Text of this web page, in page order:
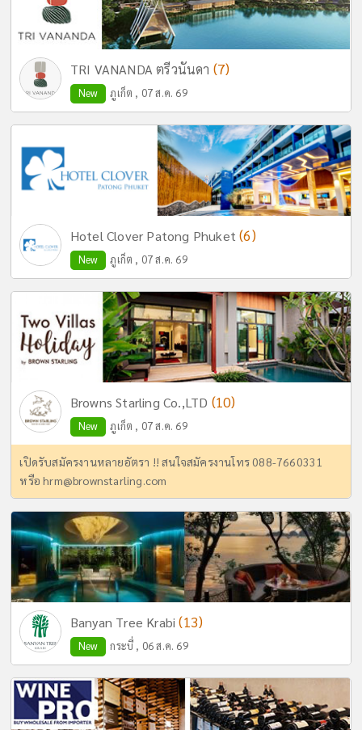
TRI VANANDA ตรีวนันดา (7)
New ภูเก็ต , 07 ส.ค. 69
Hotel Clover Patong Phuket(6)
New ภูเก็ต , 07 ส.ค. 69
Browns Starling Co.,LTD (10)
New ภูเก็ต , 07 ส.ค. 69
เปิดรับสมัครงานหลายอัตรา !! สนใจสมัครงานโทร 088-7660331
หรือhrm@brownstarling.com
Banyan Tree Krabi(13)
New กระบี่ , 06 ส.ค. 69